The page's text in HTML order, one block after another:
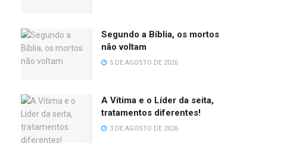
Segundo a Bíblia, os mortos
não voltam
5 DE AGOSTO DE 2026
A Vítima e o Líder da seita,
tratamentos diferentes!
3 DE AGOSTO DE 2026